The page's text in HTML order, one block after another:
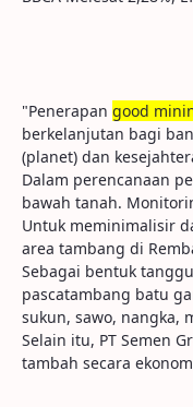
"Penerapan good
berkelanjutan bagi
(planet) dan
Dalam perencanaan
bawah tanah.
Untuk meminimalisir
area tambang di
Sebagai bentuk
pascatambang batu
sukun, sawo, nangka,
Selain itu, PT Semen
tambah secara